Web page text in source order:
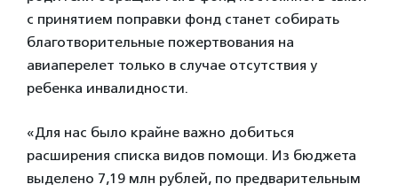
с принятием поправки фонд станет собирать
благотворительные пожертвования на
авиаперелет только в случае отсутствия у
ребенка инвалидности.
«Для нас было крайне важно добиться
расширения списка видов помощи. Из бюджета
выделено 7,19 млн рублей, по предварительным